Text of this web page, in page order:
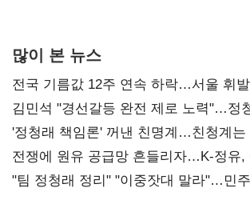
많이 본 뉴스
전국 기름값 12주 연속 하락…서울 휘
김민석 "경선갈등 완전 제로 노력"…정
사과부터"
'정청래 책임론' 꺼낸 친명계…친청계는
때리기
전쟁에 원유 공급망 흔들리자…K-정유,
핵심으로 재부상
"팀 정청래 정리" "이중잣대 말라"…민